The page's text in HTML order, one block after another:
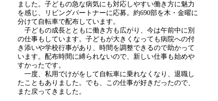
ました。子どもの急な病気にも対応しやすい働き方に魅力
を感じ、リビングパートナーに応募。約690部を木・金曜に
分けて自転車で配布しています。
子どもの成長とともに働き方も広がり、今は午前中に別
の仕事もしています。子どもが大きくなっても病院への付
き添いや学校行事があり、時間を調整できるので助かって
います。配布時間に縛られないので、新しい仕事も始めや
すかったです。
一度、私用でけがをして自転車に乗れなくなり、退職し
たこともありました。でも、この仕事が好きだったので、
また戻ってきました。